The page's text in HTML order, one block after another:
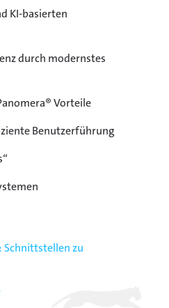
KI-basierten
durch modernstes
Vorteile
Benutzerführung
zu